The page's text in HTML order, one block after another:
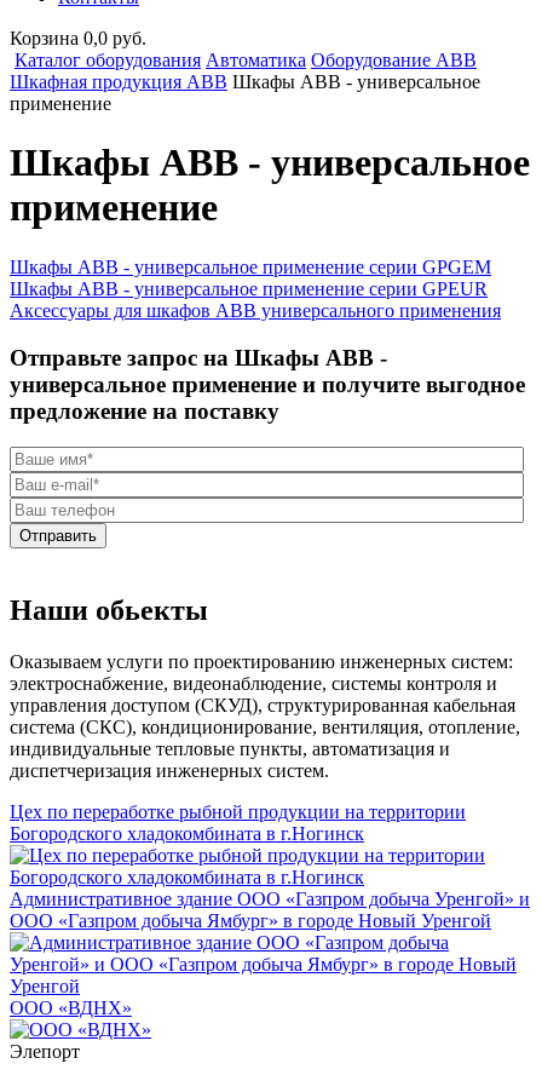
Корзина 0,0 руб.
Каталог оборудования Автоматика Оборудование ABB
Шкафная продукция ABB Шкафы ABB - универсальное
применение
Шкафы ABB - универсальное
применение
Шкафы ABB - универсальное применение серии GPGEM
Шкафы ABB - универсальное применение серии GPEUR
Аксессуары для шкафов ABB универсального применения
Отправьте запрос на Шкафы ABB -
универсальное применение и получите выгодное
предложение на поставку
Отправить
Наши обьекты
Оказываем услуги по проектированию инженерных систем:
электроснабжение, видеонаблюдение, системы контроля и
управления доступом (СКУД), структурированная кабельная
система (СКС), кондиционирование, вентиляция, отопление,
индивидуальные тепловые пункты, автоматизация и
диспетчеризация инженерных систем.
Цех по переработке рыбной продукции на территории
Богородского хладокомбината в г.Ногинск
Административное здание ООО «Газпром добыча Уренгой» и
ООО «Газпром добыча Ямбург» в городе Новый Уренгой
ООО «ВДНХ»
Элепорт